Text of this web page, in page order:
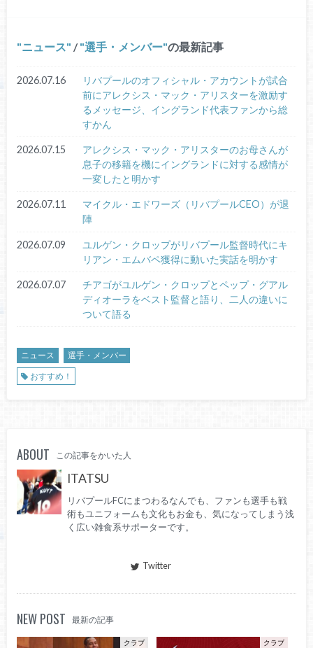
ニュース / 選手・メンバー の最新記事
2026.07.16
リバプールのオフィシャル・アカウントが試合
前にアレクシス・マック・アリスターを激励す
るメッセージ、イングランド代表ファンから総
すかん
2026.07.15
アレクシス・マック・アリスターのお母さんが
息子の移籍を機にイングランドに対する感情が
一変したと明かす
2026.07.11
マイクル・エドワーズ（リバプールCEO）が退
陣
2026.07.09
ユルゲン・クロップがリバプール監督時代にキ
リアン・エムバペ獲得に動いた実話を明かす
2026.07.07
チアゴがユルゲン・クロップとペップ・グアル
ディオーラをベスト監督と語り、二人の違いに
ついて語る
ニュース
選手・メンバー
おすすめ！
ABOUT この記事をかいた人
ITATSU
リバプールFCにまつわるなんでも、ファンも選手も戦
術もユニフォームも文化もお金も、気になってしまう浅
く広い雑食系サポーターです。
Twitter
NEW POST 最新の記事
クラブ クラブ